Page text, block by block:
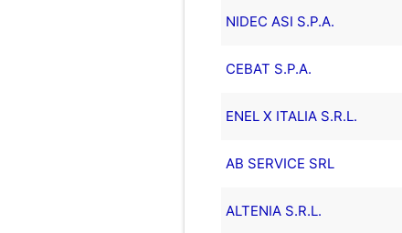
NIDEC ASI S.P.A.
CEBAT S.P.A.
ENEL X ITALIA S.R.L.
AB SERVICE SRL
ALTENIA S.R.L.